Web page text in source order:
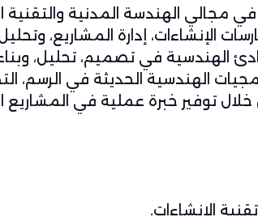
مجالي الهندسة المدنية والتقنية
الإنشاءات، إدارة المشاريع،
الهندسية في تصميم، تحليل، وبناء
الهندسية الحديثة في الرسم،
توفير خبرة عملية في المشاريع
الإنشاءات.